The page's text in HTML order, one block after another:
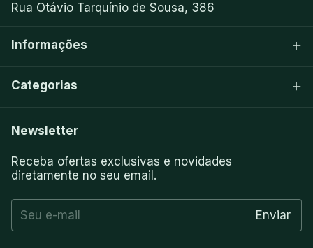
Rua Otávio Tarquínio de Sousa, 386
Informações
Categorias
Newsletter
Receba ofertas exclusivas e novidades
diretamente no seu email.